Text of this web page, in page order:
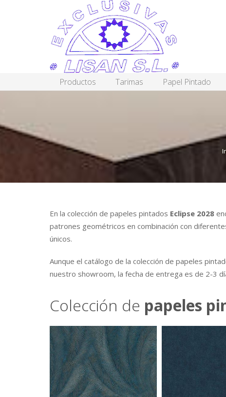
Productos Tarimas Papel Pintado
En la colección de papeles pintados Eclipse 2028
patrones geométricos en combinación con
únicos.
Aunque el catálogo de la colección de papeles
nuestro showroom, la fecha de entrega es de 2-3
Colección de papeles